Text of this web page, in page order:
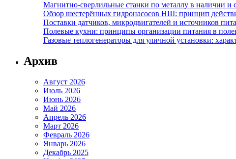
Магнитно-сверлильные станки по металлу в наличии и
Обзор шестерённых гидронасосов НШ: принцип
Поставки датчиков, микродвигателей и источников
Полевые кухни: принципы организации питания в
Газовые теплогенераторы для уличной установки:
Архив
Август 2026
Июль 2026
Июнь 2026
Май 2026
Апрель 2026
Март 2026
Февраль 2026
Январь 2026
Декабрь 2025